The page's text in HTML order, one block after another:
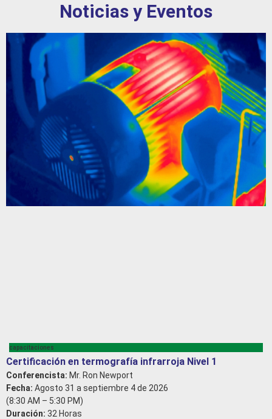
Noticias y Eventos
capacitaciones
Certificación en termografía infrarroja Nivel 1
Conferencista: Mr. Ron Newport
Fecha: Agosto 31 a septiembre 4 de 2026
(8:30 AM – 5:30 PM)
Duración: 32 Horas